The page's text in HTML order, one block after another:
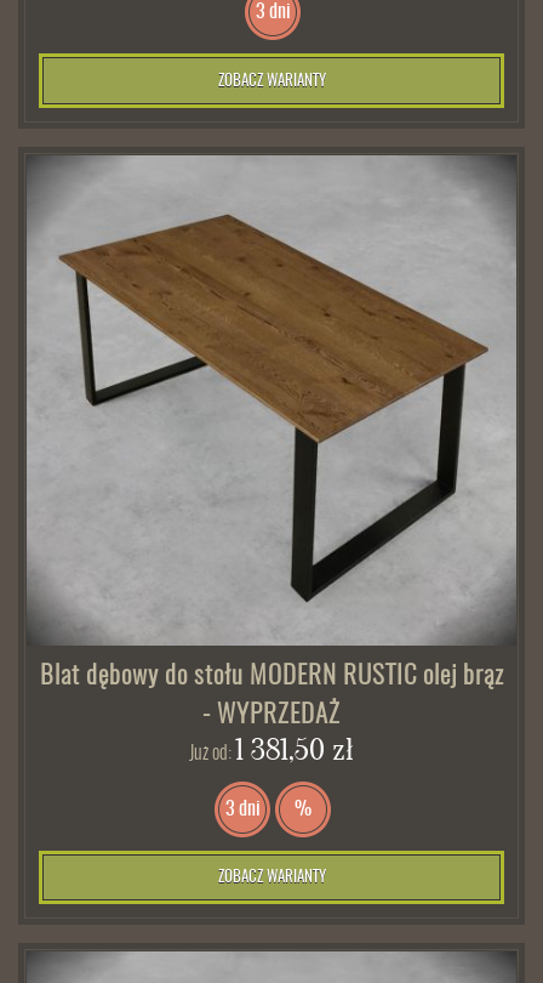
3 dni
ZOBACZ WARIANTY
Blat dębowy do stołu MODERN RUSTIC olej brąz
- WYPRZEDAŻ
Już od:1 381,50 zł
3 dni %
ZOBACZ WARIANTY